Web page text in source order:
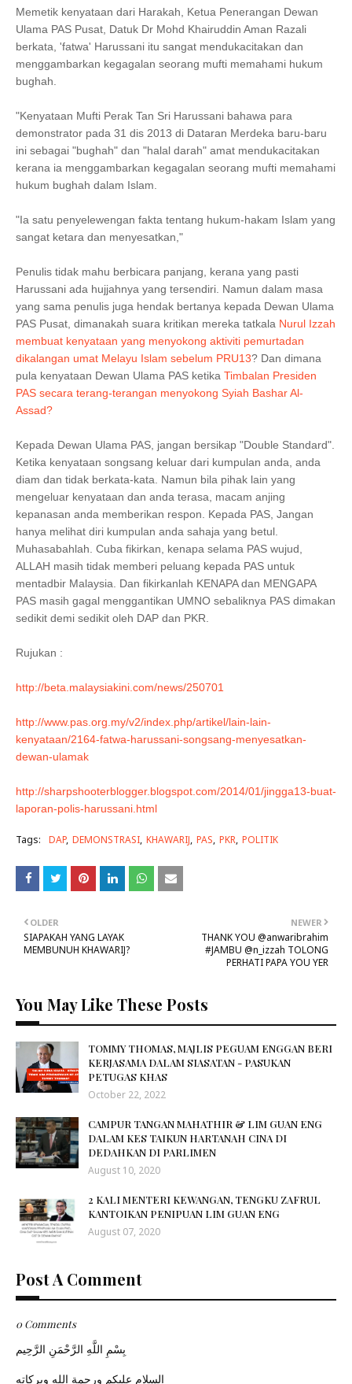
Memetik kenyataan dari Harakah, Ketua Penerangan Dewan
Ulama PAS Pusat, Datuk Dr Mohd Khairuddin Aman Razali
berkata, 'fatwa' Harussani itu sangat mendukacitakan dan
menggambarkan kegagalan seorang mufti memahami hukum
bughah.
"Kenyataan Mufti Perak Tan Sri Harussani bahawa para
demonstrator pada 31 dis 2013 di Dataran Merdeka baru-baru
ini sebagai "bughah" dan "halal darah" amat mendukacitakan
kerana ia menggambarkan kegagalan seorang mufti memahami
hukum bughah dalam Islam.
"Ia satu penyelewengan fakta tentang hukum-hakam Islam yang
sangat ketara dan menyesatkan,"
Penulis tidak mahu berbicara panjang, kerana yang pasti
Harussani ada hujjahnya yang tersendiri. Namun dalam masa
yang sama penulis juga hendak bertanya kepada Dewan Ulama
PAS Pusat, dimanakah suara kritikan mereka tatkala Nurul Izzah
membuat kenyataan yang menyokong aktiviti pemurtadan
dikalangan umat Melayu Islam sebelum PRU13? Dan dimana
pula kenyataan Dewan Ulama PAS ketika Timbalan Presiden
PAS secara terang-terangan menyokong Syiah Bashar Al-
Assad?
Kepada Dewan Ulama PAS, jangan bersikap "Double Standard".
Ketika kenyataan songsang keluar dari kumpulan anda, anda
diam dan tidak berkata-kata. Namun bila pihak lain yang
mengeluar kenyataan dan anda terasa, macam anjing
kepanasan anda memberikan respon. Kepada PAS, Jangan
hanya melihat diri kumpulan anda sahaja yang betul.
Muhasabahlah. Cuba fikirkan, kenapa selama PAS wujud,
ALLAH masih tidak memberi peluang kepada PAS untuk
mentadbir Malaysia. Dan fikirkanlah KENAPA dan MENGAPA
PAS masih gagal menggantikan UMNO sebaliknya PAS dimakan
sedikit demi sedikit oleh DAP dan PKR.
Rujukan :
http://beta.malaysiakini.com/news/250701
http://www.pas.org.my/v2/index.php/artikel/lain-lain-
kenyataan/2164-fatwa-harussani-songsang-menyesatkan-
dewan-ulamak
http://sharpshooterblogger.blogspot.com/2014/01/jingga13-buat-
laporan-polis-harussani.html
Tags: DAP DEMONSTRASI KHAWARIJ PAS PKR POLITIK
NEWER
THANK YOU @anwaribrahim
#JAMBU @n_izzah TOLONG
PERHATI PAPA YOU YER
OLDER
SIAPAKAH YANG LAYAK
MEMBUNUH KHAWARIJ?
You May Like These Posts
TOMMY THOMAS, MAJLIS PEGUAM ENGGAN BERI
KERJASAMA DALAM SIASATAN - PASUKAN
PETUGAS KHAS
October 22, 2022
CAMPUR TANGAN MAHATHIR & LIM GUAN ENG
DALAM KES TAIKUN HARTANAH CINA DI
DEDAHKAN DI PARLIMEN
August 10, 2020
2 KALI MENTERI KEWANGAN, TENGKU ZAFRUL
KANTOIKAN PENIPUAN LIM GUAN ENG
August 07, 2020
Post A Comment
0 Comments
بِسْمِ اللَّهِ الرَّحْمَنِ الرَّحِيم
السلام عليكم ورحمة الله وبركاته